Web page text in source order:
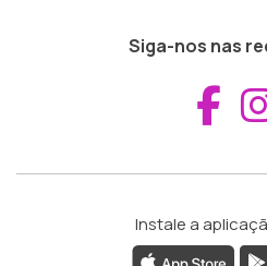
Siga-nos nas
Instale a